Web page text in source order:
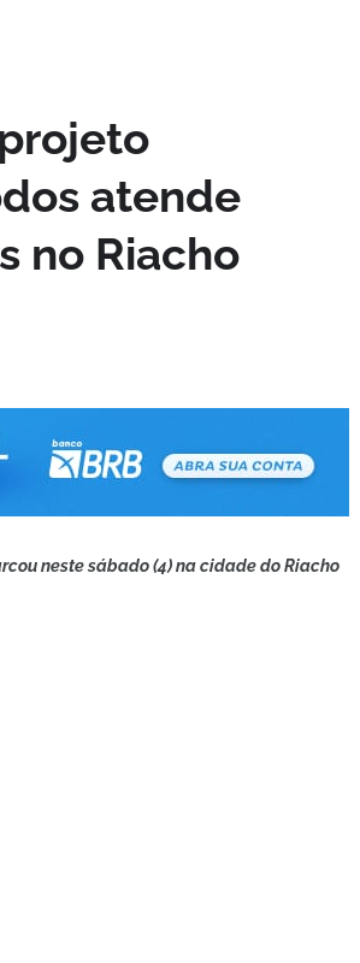
atende
no Riacho
neste sábado (4) na cidade do Riacho